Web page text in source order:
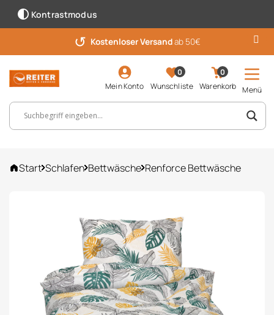
Kontrastmodus
↺ Kostenloser Versandab 50€
Mein Konto
0
Wunschliste
0
Warenkorb
Menü
Suchbegriff, Artikelnummer ...
Start Schlafen Bettwäsche Renforce Bettwäsche